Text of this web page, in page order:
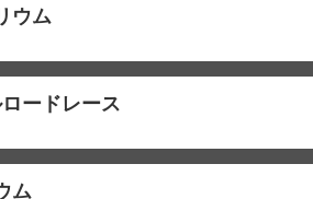
ウム
ードレース